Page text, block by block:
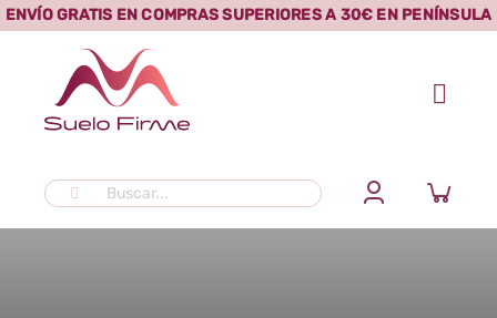
Saltar
al
contenido
ENVÍO GRATIS EN COMPRAS SUPERIORES A 30€ EN PENÍNSULA
Buscar: